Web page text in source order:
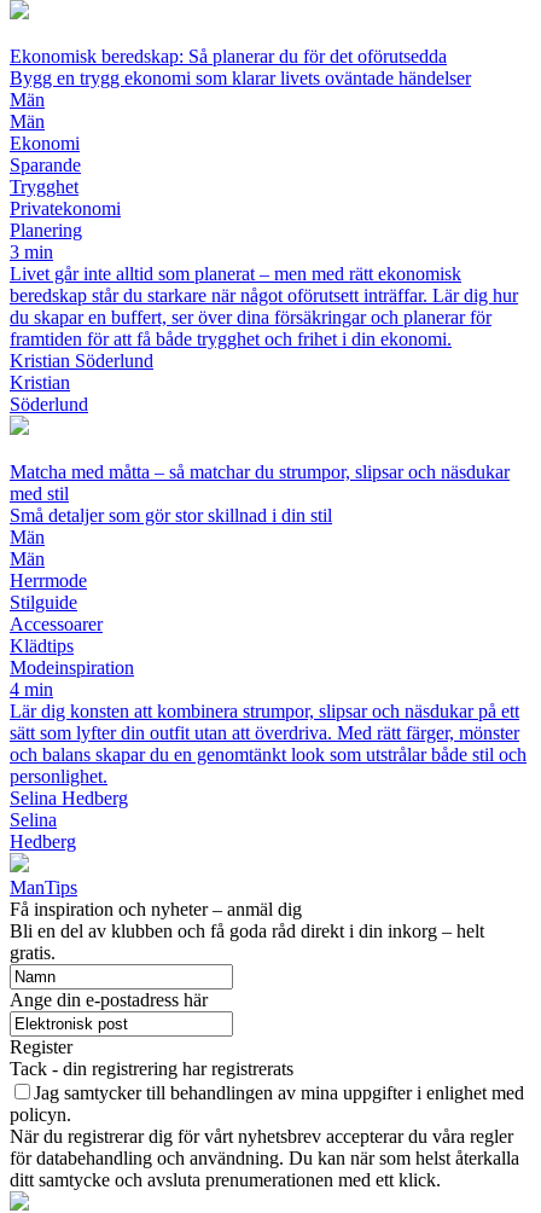
Ekonomisk beredskap: Så planerar du för det oförutsedda
Bygg en trygg ekonomi som klarar livets oväntade händelser
Män
Män
Ekonomi
Sparande
Trygghet
Privatekonomi
Planering
3 min
Livet går inte alltid som planerat – men med rätt ekonomisk
beredskap står du starkare när något oförutsett inträffar. Lär dig hur
du skapar en buffert, ser över dina försäkringar och planerar för
framtiden för att få både trygghet och frihet i din ekonomi.
Kristian Söderlund
Kristian
Söderlund
Matcha med måtta – så matchar du strumpor, slipsar och näsdukar
med stil
Små detaljer som gör stor skillnad i din stil
Män
Män
Herrmode
Stilguide
Accessoarer
Klädtips
Modeinspiration
4 min
Lär dig konsten att kombinera strumpor, slipsar och näsdukar på ett
sätt som lyfter din outfit utan att överdriva. Med rätt färger, mönster
och balans skapar du en genomtänkt look som utstrålar både stil och
personlighet.
Selina Hedberg
Selina
Hedberg
ManTips
Få inspiration och nyheter – anmäl dig
Bli en del av klubben och få goda råd direkt i din inkorg – helt
gratis.
Ange din e-postadress här
Register
Tack - din registrering har registrerats
Jag samtycker till behandlingen av mina uppgifter i enlighet med
policyn.
När du registrerar dig för vårt nyhetsbrev accepterar du våra regler
för databehandling och användning. Du kan när som helst återkalla
ditt samtycke och avsluta prenumerationen med ett klick.